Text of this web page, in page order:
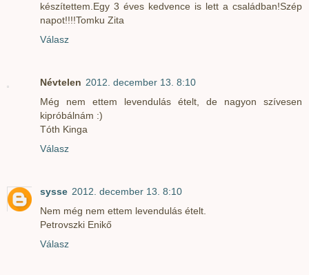
készítettem.Egy 3 éves kedvence is lett a családban!Szép
napot!!!!Tomku Zita
Válasz
Névtelen 2012. december 13. 8:10
Még nem ettem levendulás ételt, de nagyon szívesen
kipróbálnám :)
Tóth Kinga
Válasz
sysse 2012. december 13. 8:10
Nem még nem ettem levendulás ételt.
Petrovszki Enikő
Válasz